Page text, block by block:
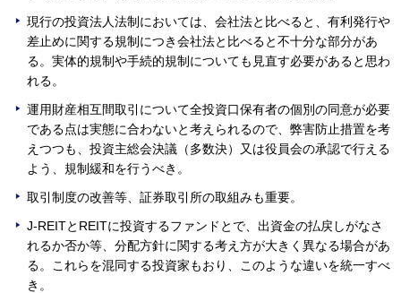
現行の投資法人法制においては、会社法と比べると、有利発行や
差止めに関する規制につき会社法と比べると不十分な部分があ
る。実体的規制や手続的規制についても見直す必要があると思わ
れる。
運用財産相互間取引について全投資口保有者の個別の同意が必要
である点は実態に合わないと考えられるので、弊害防止措置を考
えつつも、投資主総会決議（多数決）又は役員会の承認で行える
よう、規制緩和を行うべき。
取引制度の改善等、証券取引所の取組みも重要。
J-REITとREITに投資するファンドとで、出資金の払戻しがなさ
れるか否か等、分配方針に関する考え方が大きく異なる場合があ
る。これらを混同する投資家もおり、このような違いを統一すべ
き。